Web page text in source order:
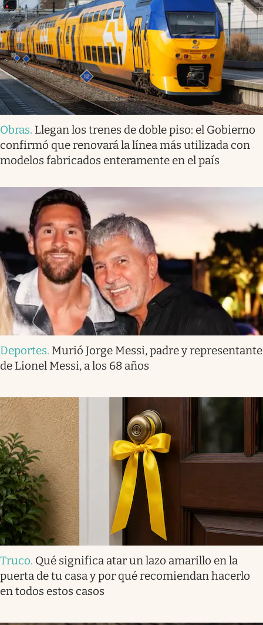
Obras. Llegan los trenes de doble piso: el Gobierno
confirmó que renovará la línea más utilizada con
modelos fabricados enteramente en el país
Deportes. Murió Jorge Messi, padre y representante
de Lionel Messi, a los 68 años
Truco. Qué significa atar un lazo amarillo en la
puerta de tu casa y por qué recomiendan hacerlo
en todos estos casos